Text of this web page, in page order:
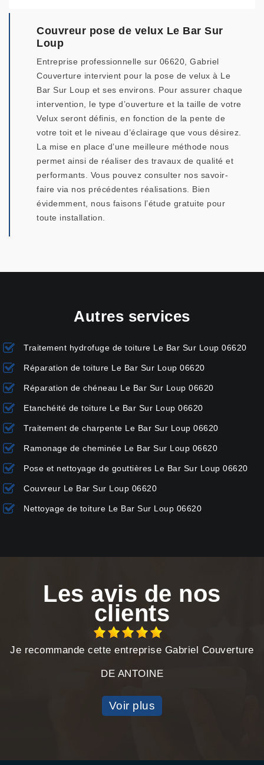
Couvreur pose de velux Le Bar Sur
Loup
Entreprise professionnelle sur 06620, Gabriel
Couverture intervient pour la pose de velux à Le
Bar Sur Loup et ses environs. Pour assurer chaque
intervention, le type d’ouverture et la taille de votre
Velux seront définis, en fonction de la pente de
votre toit et le niveau d’éclairage que vous désirez.
La mise en place d’une meilleure méthode nous
permet ainsi de réaliser des travaux de qualité et
performants. Vous pouvez consulter nos savoir-
faire via nos précédentes réalisations. Bien
évidemment, nous faisons l’étude gratuite pour
toute installation.
Autres services
Traitement hydrofuge de toiture Le Bar Sur Loup 06620
Réparation de toiture Le Bar Sur Loup 06620
Réparation de chéneau Le Bar Sur Loup 06620
Etanchéité de toiture Le Bar Sur Loup 06620
Traitement de charpente Le Bar Sur Loup 06620
Ramonage de cheminée Le Bar Sur Loup 06620
Pose et nettoyage de gouttières Le Bar Sur Loup 06620
Couvreur Le Bar Sur Loup 06620
Nettoyage de toiture Le Bar Sur Loup 06620
Les avis de nos
clients
Je recommande cette entreprise Gabriel Couverture
DE ANTOINE
Voir plus